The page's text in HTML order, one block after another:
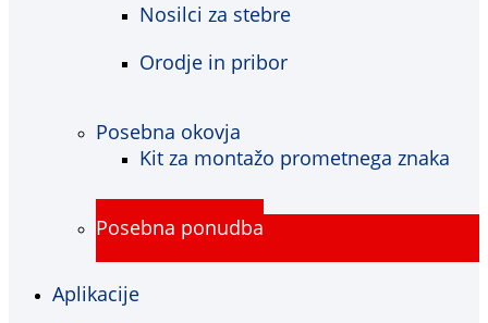
Nosilci za stebre
Orodje in pribor
Posebna okovja
Kit za montažo prometnega znaka
Posebna ponudba
Aplikacije